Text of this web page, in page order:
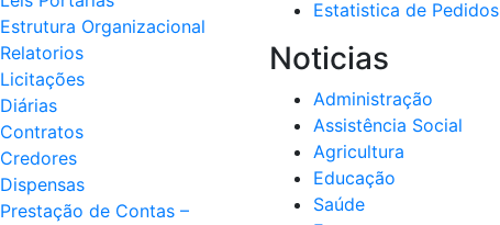
Estrutura Organizacional
Relatorios
Licitações
Diárias
Contratos
Credores
Dispensas
Prestação de Contas –
Estatistica de Pedidos
Noticias
Administração
Assistência Social
Agricultura
Educação
Saúde